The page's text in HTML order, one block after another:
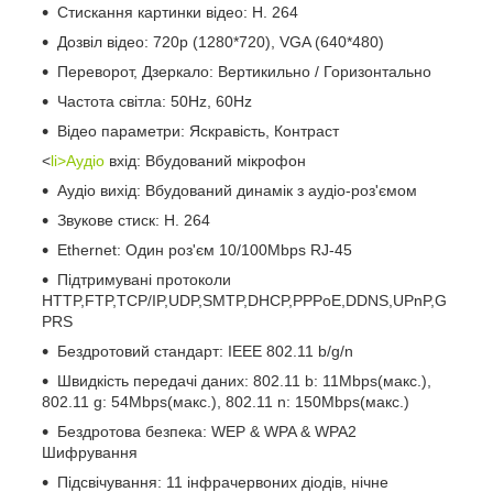
Стискання картинки відео: H. 264
Дозвіл відео: 720p (1280*720), VGA (640*480)
Переворот, Дзеркало: Вертикильно / Горизонтально
Частота світла: 50Hz, 60Hz
Відео параметри: Яскравість, Контраст
<li>Аудіо вхід: Вбудований мікрофон
Аудіо вихід: Вбудований динамік з аудіо-роз'ємом
Звукове стиск: H. 264
Ethernet: Один роз'єм 10/100Mbps RJ-45
Підтримувані протоколи
HTTP,FTP,TCP/IP,UDP,SMTP,DHCP,PPPoE,DDNS,UPnP,G
PRS
Бездротовий стандарт: IEEE 802.11 b/g/n
Швидкість передачі даних: 802.11 b: 11Mbps(макс.),
802.11 g: 54Mbps(макс.), 802.11 n: 150Mbps(макс.)
Бездротова безпека: WEP & WPA & WPA2
Шифрування
Підсвічування: 11 інфрачервоних діодів, нічне